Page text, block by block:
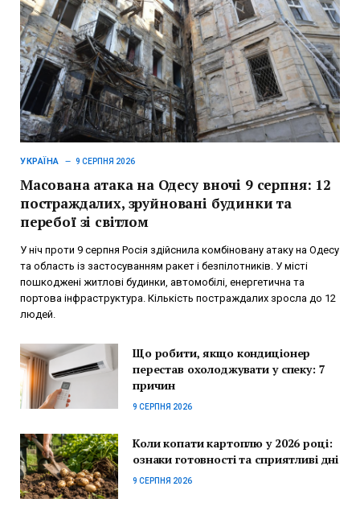
УКРАЇНА 9 СЕРПНЯ 2026
Масована атака на Одесу вночі 9 серпня: 12
постраждалих, зруйновані будинки та
перебої зі світлом
У ніч проти 9 серпня Росія здійснила комбіновану атаку на Одесу
та область із застосуванням ракет і безпілотників. У місті
пошкоджені житлові будинки, автомобілі, енергетична та
портова інфраструктура. Кількість постраждалих зросла до 12
людей.
Що робити, якщо кондиціонер
перестав охолоджувати у спеку: 7
причин
9 СЕРПНЯ 2026
Коли копати картоплю у 2026 році:
ознаки готовності та сприятливі дні
9 СЕРПНЯ 2026